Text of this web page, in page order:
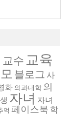
교수 교육
블로그 사
화 의과대학 의
자녀 자녀
억 페이스북 학